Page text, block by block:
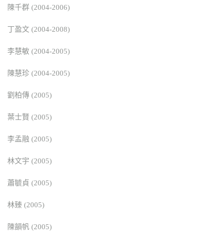
陳千群 (2004-2006)
丁盈文 (2004-2008)
李慧敏 (2004-2005)
陳慧珍 (2004-2005)
劉柏傳 (2005)
葉士賢 (2005)
李孟融 (2005)
林文宇 (2005)
蕭毓貞 (2005)
林臻 (2005)
陳韻帆 (2005)